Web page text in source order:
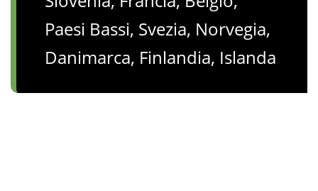
Paesi Bassi, Svezia, Norvegia,
Danimarca, Finlandia, Islanda